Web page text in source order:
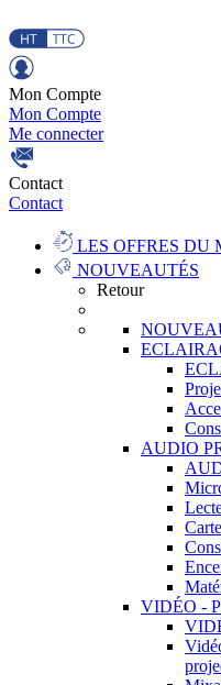
Mon Compte
Mon Compte
Me connecter
Contact
Contact
LES OFFRES DU
NOUVEAUTÉS
Retour
AUDIO
VIDÉO -